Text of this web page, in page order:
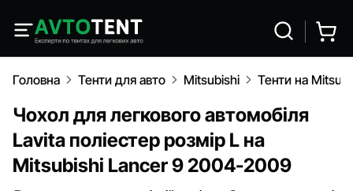
Головна Тенти для авто Mitsubishi Тенти на
Чохол для легкового автомобіля
Lavita поліестер розмір L на
Mitsubishi Lancer 9 2004-2009